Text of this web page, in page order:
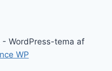
WordPress-tema af
WP